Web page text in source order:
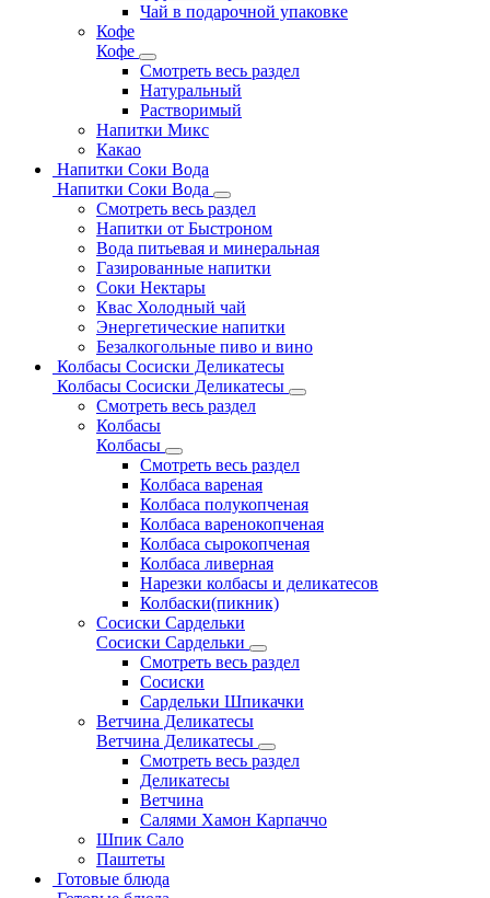
Чай в подарочной упаковке
Кофе
Кофе
Смотреть весь раздел
Натуральный
Растворимый
Напитки Микс
Какао
Напитки Соки Вода
Напитки Соки Вода
Смотреть весь раздел
Напитки от Быстроном
Вода питьевая и минеральная
Газированные напитки
Соки Нектары
Квас Холодный чай
Энергетические напитки
Безалкогольные пиво и вино
Колбасы Сосиски Деликатесы
Колбасы Сосиски Деликатесы
Смотреть весь раздел
Колбасы
Колбасы
Смотреть весь раздел
Колбаса вареная
Колбаса полукопченая
Колбаса варенокопченая
Колбаса сырокопченая
Колбаса ливерная
Нарезки колбасы и деликатесов
Колбаски(пикник)
Сосиски Сардельки
Сосиски Сардельки
Смотреть весь раздел
Сосиски
Сардельки Шпикачки
Ветчина Деликатесы
Ветчина Деликатесы
Смотреть весь раздел
Деликатесы
Ветчина
Салями Хамон Карпаччо
Шпик Сало
Паштеты
Готовые блюда